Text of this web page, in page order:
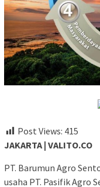
Post Views: 415
JAKARTA | VALITO.CO
PT. Barumun Agro
usaha PT. Pasifik Agro